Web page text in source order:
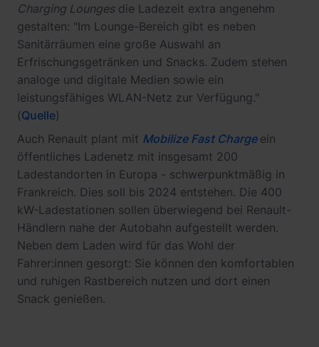
Charging Loungesdie Ladezeit extra angenehm
gestalten: "Im Lounge-Bereich gibt es neben
Sanitärräumen eine große Auswahl an
Erfrischungsgetränken und Snacks. Zudem stehen
analoge und digitale Medien sowie ein
leistungsfähiges WLAN-Netz zur Verfügung."
(Quelle)
Auch Renault plant mit Mobilize Fast Charge ein
öffentliches Ladenetz mit insgesamt 200
Ladestandorten in Europa - schwerpunktmäßig in
Frankreich. Dies soll bis 2024 entstehen. Die 400
kW-Ladestationen sollen überwiegend bei Renault-
Händlern nahe der Autobahn aufgestellt werden.
Neben dem Laden wird für das Wohl der
Fahrer:innen gesorgt: Sie können den komfortablen
und ruhigen Rastbereich nutzen und dort einen
Snack genießen.